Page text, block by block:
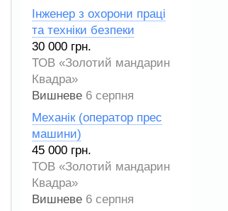
Інженер з охорони праці
та техніки безпеки
30 000 грн.
ТОВ «Золотий мандарин
Квадра»
Вишневе 6 серпня
Механік (оператор прес
машини)
45 000 грн.
ТОВ «Золотий мандарин
Квадра»
Вишневе 6 серпня